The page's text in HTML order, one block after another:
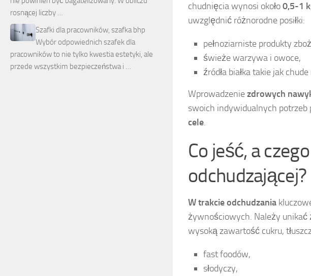
chudnięcia wynosi około0,5-1
uwzględnić różnorodne posiłki:
pełnoziarniste produkty
świeże warzywa i owoce,
źródła białka takie jak
Wprowadzeniezdrowych
swoich indywidualnych potrzeb
cele.
Co jeść, a
odchudzającej?
W trakcie odchudzania
żywnościowych. Należy
wysoką zawartość cukru,
fast foodów,
słodyczy,
rosnącej liczby …
Szafki dla pracowników, szafka bhp
Wybór odpowiednich szafek dla
pracowników to nie tylko kwestia estetyki, ale
przede wszystkim bezpieczeństwa i …